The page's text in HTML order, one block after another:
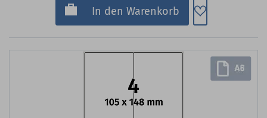
In den Warenkorb Zum